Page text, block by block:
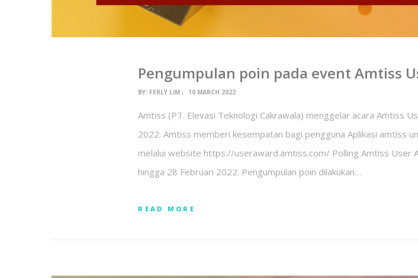
Pengumpulan poin pada event Amtiss
BY: FERLY LIM 10 MARCH 2022
Amtiss (PT. Elevasi Teknologi Cakrawala) menggelar acara Amtiss
2022. Amtiss memberi kesempatan bagi pengguna Aplikasi amtiss
melalui website https://useraward.amtiss.com/ Polling Amtiss User
hingga 28 Februari 2022. Pengumpulan poin dilakukan…
READ MORE